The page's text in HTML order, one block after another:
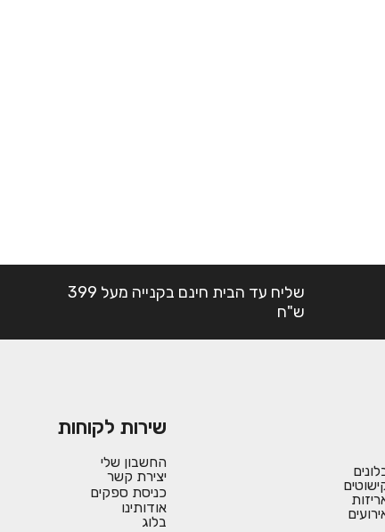
שליח עד הבית חינם בקנייה מעל 399
ש"ח
שירות לקוחות
החשבון שלי
יצירת קשר
כניסת ספקים
אודותינו
בלוג